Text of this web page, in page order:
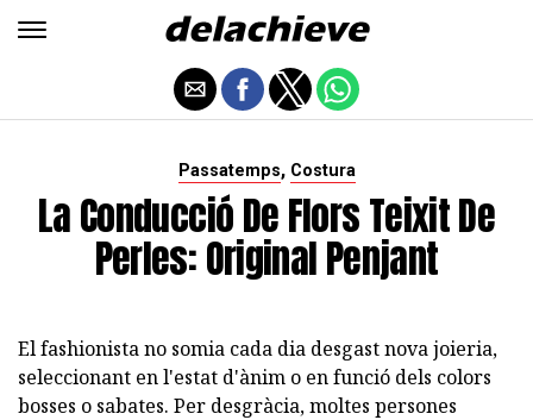
Passatemps, Costura
La Conducció De Flors Teixit De
Perles: Original Penjant
El fashionista no somia cada dia desgast nova joieria,
seleccionant en l'estat d'ànim o en funció dels colors
bosses o sabates. Per desgràcia, moltes persones